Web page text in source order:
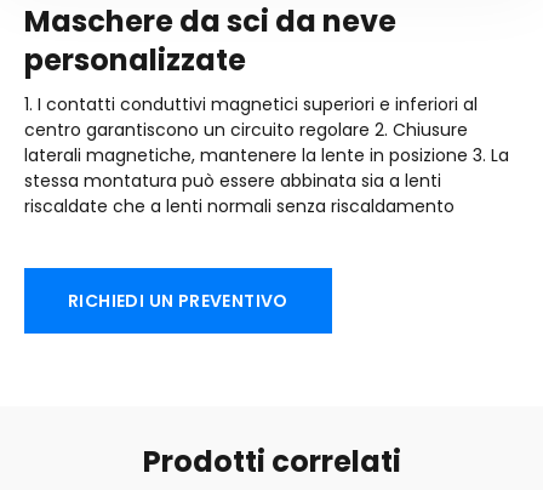
Maschere da sci da neve
personalizzate
1. I contatti conduttivi magnetici superiori e inferiori al
centro garantiscono un circuito regolare 2. Chiusure
laterali magnetiche, mantenere la lente in posizione 3. La
stessa montatura può essere abbinata sia a lenti
riscaldate che a lenti normali senza riscaldamento
RICHIEDI UN PREVENTIVO
Prodotti correlati